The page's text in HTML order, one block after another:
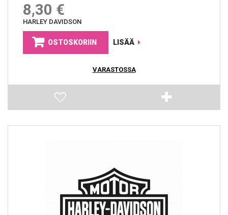
8,30 €
HARLEY DAVIDSON
OSTOSKORIIN LISÄÄ
VARASTOSSA